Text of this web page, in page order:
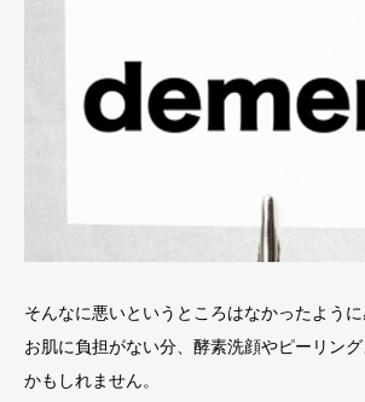
そんなに悪いというところはなかったように
お肌に負担がない分、酵素洗顔やピーリン
かもしれません。